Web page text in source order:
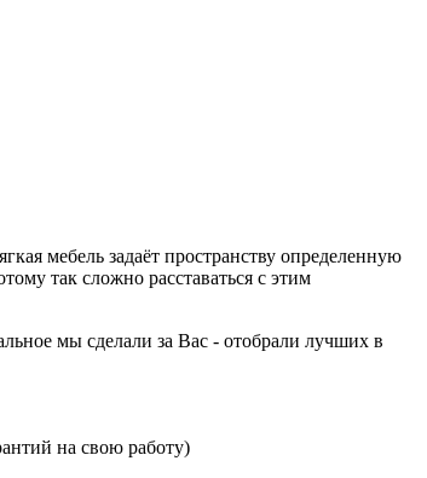
мебель задаёт пространству определенную
так сложно расставаться с этим
мы сделали за Вас - отобрали лучших в
на свою работу)